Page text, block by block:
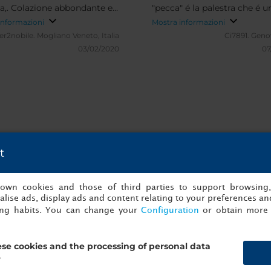
Colazione abbondante e
Sicuramente lo
ad amici
Mogliano Veneto, Italia
03/02/2020
"pecca" é la palestra che é
stanza di circa 10m X 3m
oltre ai pesi, ci sono solo
roulant e una cyclette. Ma
Mostra informazioni
Ci7891.
Barcelona Stadium
cookies and those of third parties to support
ads, display ads and content relating to your preferences
habits. You can change your Configuration or obtain
cookies and the processing of personal data